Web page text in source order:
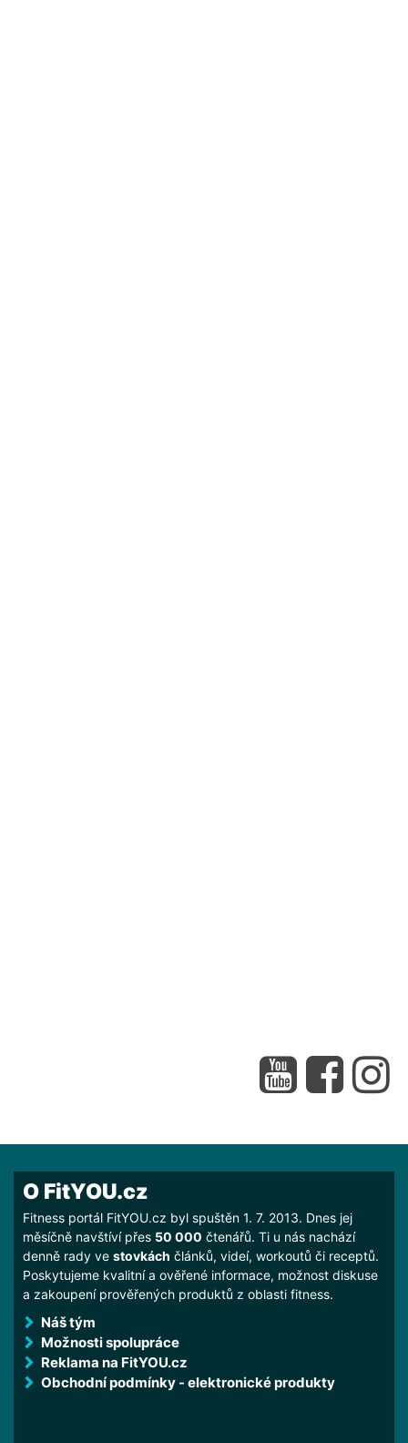
O FitYOU.cz
Fitness portál FitYOU.cz byl spuštěn 1. 7. 2013. Dnes jej
měsíčně navštíví přes 50 000 čtenářů. Ti u nás nachází
denně rady ve stovkách článků, videí, workoutů či receptů.
Poskytujeme kvalitní a ověřené informace, možnost diskuse
a zakoupení prověřených produktů z oblasti fitness.
Náš tým
Možnosti spolupráce
Reklama na FitYOU.cz
Obchodní podmínky - elektronické produkty